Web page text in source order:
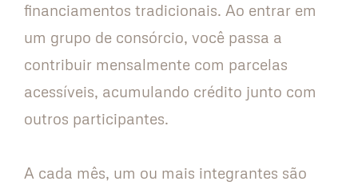
financiamentos tradicionais. Ao entrar em
um grupo de consórcio, você passa a
contribuir mensalmente com parcelas
acessíveis, acumulando crédito junto com
outros participantes.
A cada mês, um ou mais integrantes são